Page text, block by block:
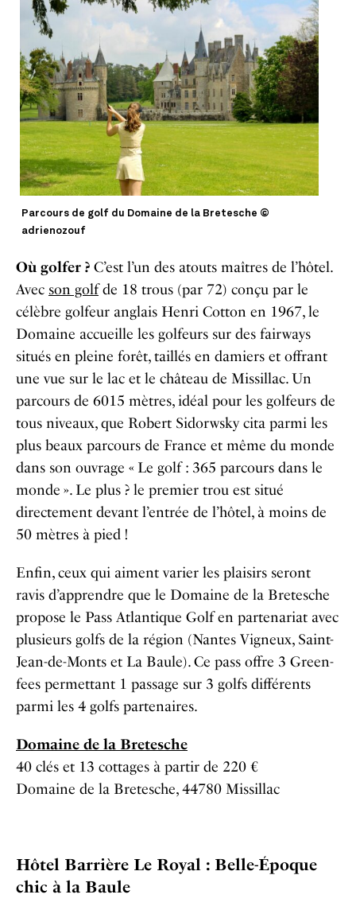
Parcours de golf du Domaine de la Bretesche ©
adrienozouf
Où golfer ? C’est l’un des atouts maîtres de l’hôtel.
Avec son golfde 18 trous (par 72) conçu par le
célèbre golfeur anglais Henri Cotton en 1967, le
Domaine accueille les golfeurs sur des fairways
situés en pleine forêt, taillés en damiers et offrant
une vue sur le lac et le château de Missillac. Un
parcours de 6015 mètres, idéal pour les golfeurs de
tous niveaux, que Robert Sidorwsky cita parmi les
plus beaux parcours de France et même du monde
dans son ouvrage « Le golf : 365 parcours dans le
monde ». Le plus ? le premier trou est situé
directement devant l’entrée de l’hôtel, à moins de
50 mètres à pied !
Enfin, ceux qui aiment varier les plaisirs seront
ravis d’apprendre que le Domaine de la Bretesche
propose le Pass Atlantique Golf en partenariat avec
plusieurs golfs de la région (Nantes Vigneux, Saint-
Jean-de-Monts et La Baule). Ce pass offre 3 Green-
fees permettant 1 passage sur 3 golfs différents
parmi les 4 golfs partenaires.
Domaine de la Bretesche
40 clés et 13 cottages à partir de 220 €
Domaine de la Bretesche, 44780 Missillac
Hôtel Barrière Le Royal : Belle-Époque
chic à la Baule